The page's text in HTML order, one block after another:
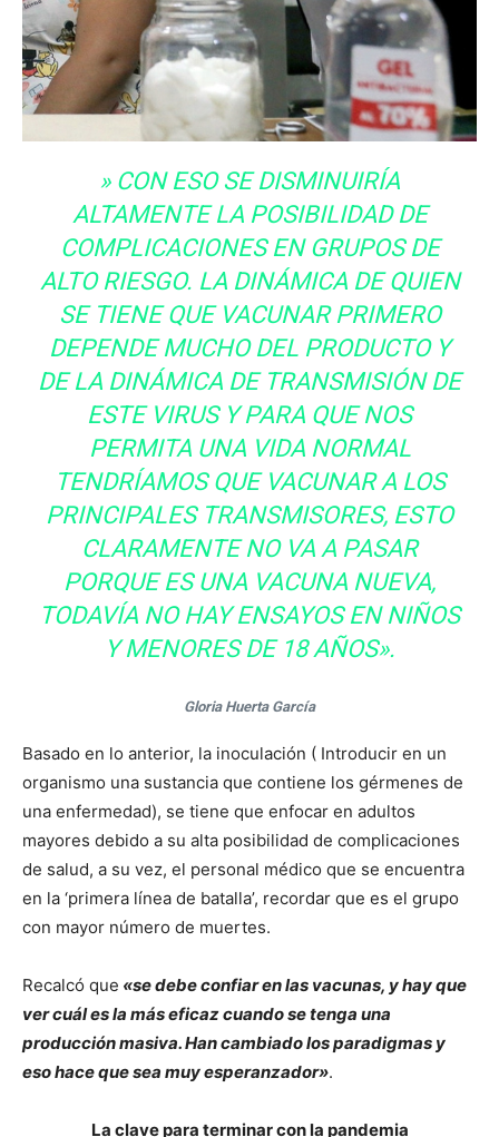
» CON ESO SE DISMINUIRÍA
ALTAMENTE LA POSIBILIDAD DE
COMPLICACIONES EN GRUPOS DE
ALTO RIESGO. LA DINÁMICA DE QUIEN
SE TIENE QUE VACUNAR PRIMERO
DEPENDE MUCHO DEL PRODUCTO Y
DE LA DINÁMICA DE TRANSMISIÓN DE
ESTE VIRUS Y PARA QUE NOS
PERMITA UNA VIDA NORMAL
TENDRÍAMOS QUE VACUNAR A LOS
PRINCIPALES TRANSMISORES, ESTO
CLARAMENTE NO VA A PASAR
PORQUE ES UNA VACUNA NUEVA,
TODAVÍA NO HAY ENSAYOS EN NIÑOS
Y MENORES DE 18 AÑOS».
Gloria Huerta García
Basado en lo anterior, la inoculación ( Introducir en un
organismo una sustancia que contiene los gérmenes de
una enfermedad), se tiene que enfocar en adultos
mayores debido a su alta posibilidad de complicaciones
de salud, a su vez, el personal médico que se encuentra
en la ‘primera línea de batalla’, recordar que es el grupo
con mayor número de muertes.
Recalcó que «se debe confiar en las vacunas, y hay que
ver cuál es la más eficaz cuando se tenga una
producción masiva. Han cambiado los paradigmas y
eso hace que sea muy esperanzador».
La clave para terminar con la pandemia